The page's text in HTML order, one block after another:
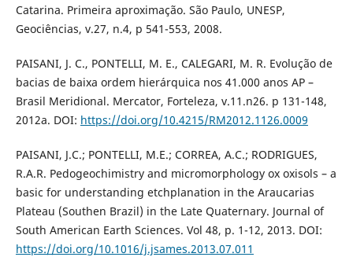
Catarina. Primeira aproximação. São Paulo, UNESP,
Geociências, v.27, n.4, p 541-553, 2008.
PAISANI, J. C., PONTELLI, M. E., CALEGARI, M. R. Evolução de
bacias de baixa ordem hierárquica nos 41.000 anos AP –
Brasil Meridional. Mercator, Forteleza, v.11.n26. p 131-148,
2012a. DOI: https://doi.org/10.4215/RM2012.1126.0009
PAISANI, J.C.; PONTELLI, M.E.; CORREA, A.C.; RODRIGUES,
R.A.R. Pedogeochimistry and micromorphology ox oxisols – a
basic for understanding etchplanation in the Araucarias
Plateau (Southen Brazil) in the Late Quaternary. Journal of
South American Earth Sciences. Vol 48, p. 1-12, 2013. DOI:
https://doi.org/10.1016/j.jsames.2013.07.011